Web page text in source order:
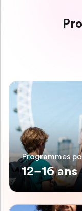
Programmes
12–16 ans